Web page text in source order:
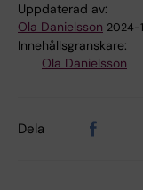
Uppdaterad av:
Ola Danielsson 2024-
Innehållsgranskare:
Ola Danielsson
Dela